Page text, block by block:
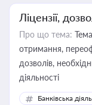
Ліцензії,
Про що тема:
отримання,
дозволів,
діяльності
Банківська